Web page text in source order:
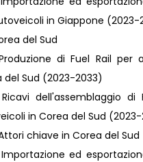
in Giappone (2023-
del Sud
di Fuel Rail per
del Sud (2023-2033)
dell'assemblaggio di
in Corea del Sud (2023-
chiave in Corea del Sud
ed